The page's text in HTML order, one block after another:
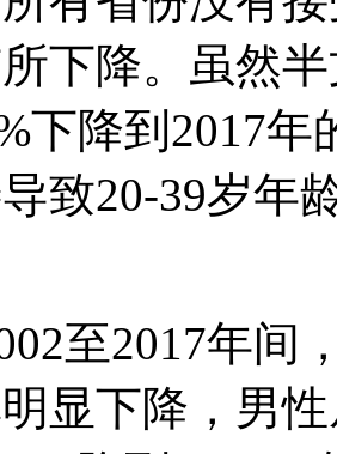
下降。虽然
下降到2017
致20-39岁年
至2017年间
显下降，男